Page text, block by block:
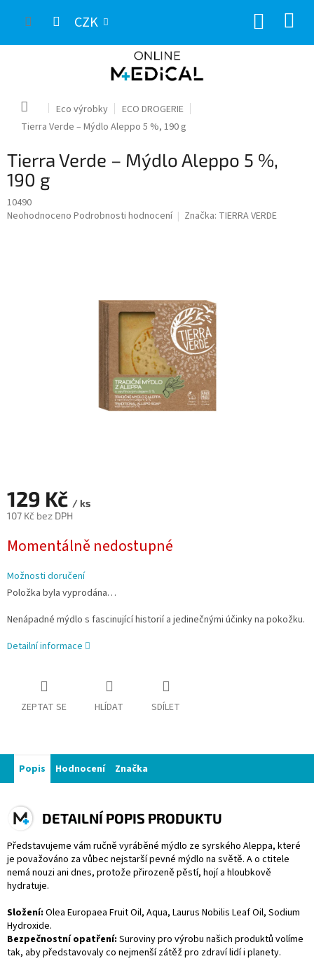
CZK
Domů Eco výrobky
ECO DROGERIE
Tierra Verde – Mýdlo Aleppo 5 %, 190 g
Tierra Verde – Mýdlo Aleppo 5 %,
190 g
10490
Průměrné
Neohodnoceno Podrobnosti hodnocení Značka: TIERRA VERDE
129 Kč / ks
107 Kč bez DPH
cena:
Momentálně nedostupné
Možnosti doručení
Položka byla vyprodána…
Nenápadné mýdlo s fascinující historií a jedinečnými účinky na pokožku.
Detailní informace
ZEPTAT SE HLÍDAT SDÍLET
Popis Hodnocení Značka
DETAILNÍ POPIS PRODUKTU
Představujeme vám ručně vyráběné mýdlo ze syrského Aleppa, které
je považováno za vůbec nejstarší pevné mýdlo na světě. A o ctitele
nemá nouzi ani dnes, protože přirozeně pěstí, hojí a hloubkově
hydratuje.
Složení: Olea Europaea Fruit Oil, Aqua, Laurus Nobilis Leaf Oil, Sodium
Hydroxide.
Bezpečnostní opatření: Suroviny pro výrobu našich produktů volíme
tak, aby představovaly co nejmenší zátěž pro zdraví lidí i planety.